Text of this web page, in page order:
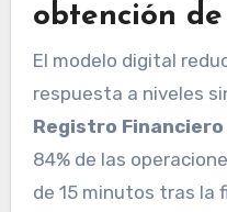
obtención
El modelo digital
respuesta a niveles
Registro Financiero
84% de las
de 15 minutos tras la